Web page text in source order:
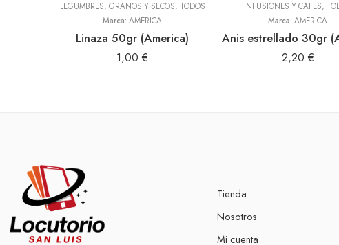
LEGUMBRES, GRANOS Y SECOS, TODOS
Marca: AMERICA
Linaza 50gr (America)
1,00 €
INFUSIONES Y CAFES,
Marca: AMERICA
2,20 €
Tienda
Nosotros
Mi cuenta